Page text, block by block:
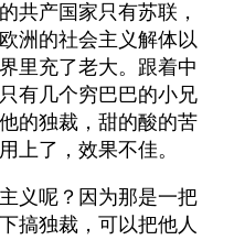
共产国家只有苏联，
洲的社会主义解体以
里充了老大。跟着中
有几个穷巴巴的小兄
的独裁，甜的酸的苦
上了，效果不佳。
义呢？因为那是一把
搞独裁，可以把他人